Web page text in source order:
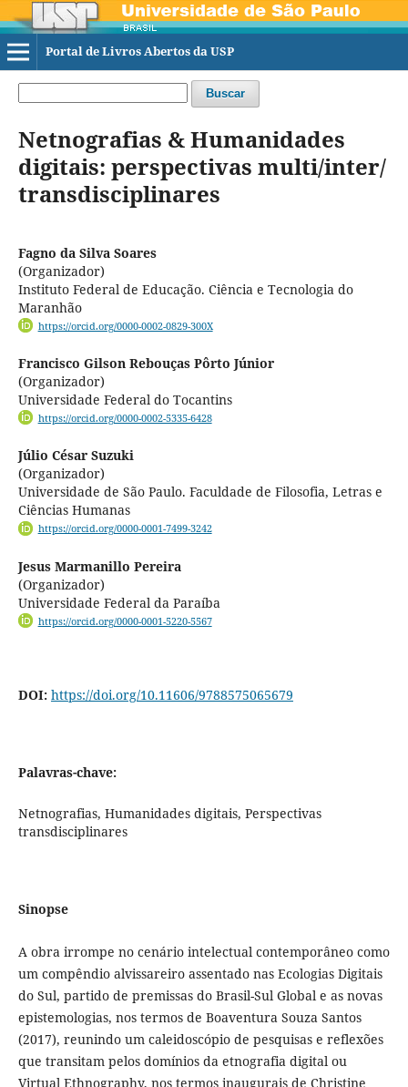
Portal de Livros Abertos da USP
Buscar
Netnografias & Humanidades
digitais: perspectivas multi/inter/
transdisciplinares
Fagno da Silva Soares
(Organizador)
Instituto Federal de Educação. Ciência e Tecnologia do
Maranhão
https://orcid.org/0000-0002-0829-300X
Francisco Gilson Rebouças Pôrto Júnior
(Organizador)
Universidade Federal do Tocantins
https://orcid.org/0000-0002-5335-6428
Júlio César Suzuki
(Organizador)
Universidade de São Paulo. Faculdade de Filosofia, Letras e
Ciências Humanas
https://orcid.org/0000-0001-7499-3242
Jesus Marmanillo Pereira
(Organizador)
Universidade Federal da Paraíba
https://orcid.org/0000-0001-5220-5567
DOI: https://doi.org/10.11606/9788575065679
Palavras-chave:
Netnografias, Humanidades digitais, Perspectivas
transdisciplinares
Sinopse
A obra irrompe no cenário intelectual contemporâneo como
um compêndio alvissareiro assentado nas Ecologias Digitais
do Sul, partido de premissas do Brasil-Sul Global e as novas
epistemologias, nos termos de Boaventura Souza Santos
(2017), reunindo um caleidoscópio de pesquisas e reflexões
que transitam pelos domínios da etnografia digital ou
Virtual Ethnography, nos termos inaugurais de Christine